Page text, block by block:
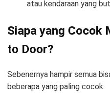
atau kendaraan yang
Siapa yang Cocok
to Door?
Sebenernya hampir semua
beberapa yang paling cocok: